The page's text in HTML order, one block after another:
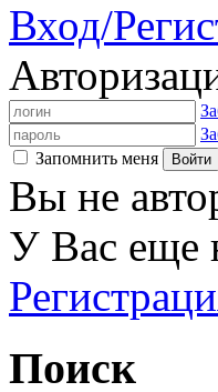
Вход/
Запомнить меня
Вы не
У Вас еще
Поиск